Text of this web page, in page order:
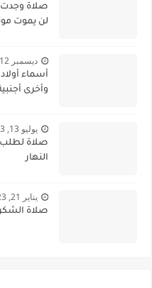
صلاة وجدت
لن يموت
ديسمبر 12, 2023
أسماء
وأخرى
يوليو 13, 2023
صلاة لطلب
النهار
يناير 21, 2023
صلاة الشكر